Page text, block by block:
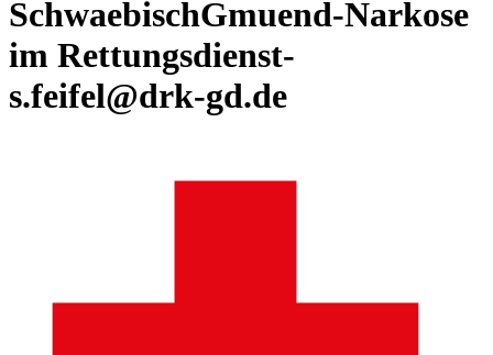
SchwaebischGmuend-Narkose
im Rettungsdienst-
s.feifel@drk-gd.de